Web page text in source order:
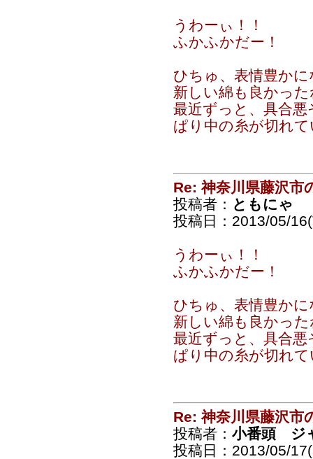
うわーぃ！！
ふかふかだー！
ひちゅ、表情豊か
新しい綿も良かった
最近ずっと、具合
ぱり中の糸が切れ
Re: 神奈川県藤沢市
投稿者： ともにゃ
投稿日：2013/05/
うわーぃ！！
ふかふかだー！
ひちゅ、表情豊か
新しい綿も良かった
最近ずっと、具合
ぱり中の糸が切れ
Re: 神奈川県藤沢市
投稿者： 小番頭 ジ
投稿日：2013/05/